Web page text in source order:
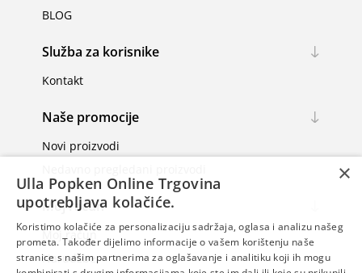
BLOG
Služba za korisnike
Kontakt
Naše promocije
Novi proizvodi
Moj račun
Moj račun
Narudžbe
×
Ulla Popken Online Trgovina
upotrebljava kolačiće.
Koristimo kolačiće za personalizaciju sadržaja, oglasa i analizu našeg
prometa. Također dijelimo informacije o vašem korištenju naše
stranice s našim partnerima za oglašavanje i analitiku koji ih mogu